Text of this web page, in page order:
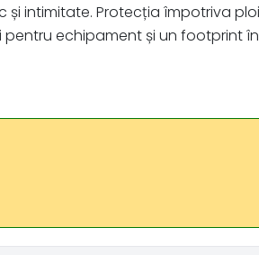
intimitate. Protecția împotriva
pentru echipament și un footprint